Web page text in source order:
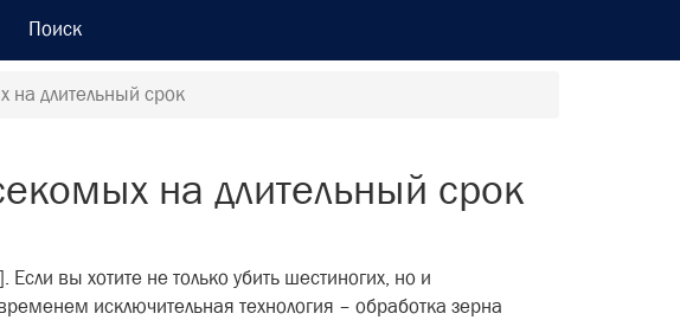
Поиск
на длительный срок
на длительный срок
вы хотите не только убить шестиногих, но и
исключительная технология – обработка зерна